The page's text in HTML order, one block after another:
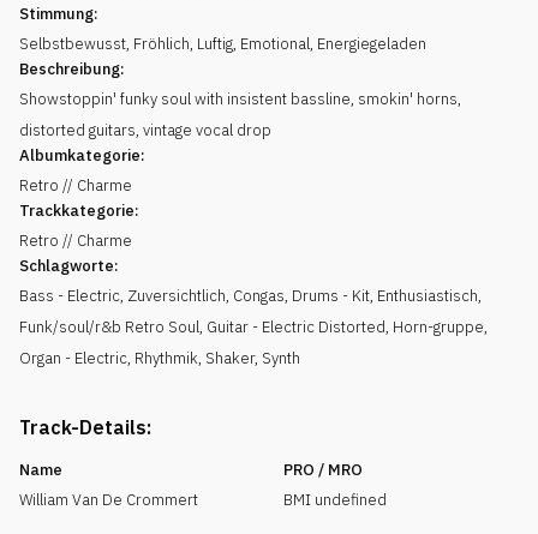
Stimmung:
Selbstbewusst, Fröhlich, Luftig, Emotional, Energiegeladen
Beschreibung:
Showstoppin' funky soul with insistent bassline, smokin' horns,
distorted guitars, vintage vocal drop
Albumkategorie:
Retro // Charme
Trackkategorie:
Retro // Charme
Schlagworte:
Bass - Electric, Zuversichtlich, Congas, Drums - Kit, Enthusiastisch,
Funk/soul/r&b Retro Soul, Guitar - Electric Distorted, Horn-gruppe,
Organ - Electric, Rhythmik, Shaker, Synth
Track-Details:
Name
William Van De Crommert
PRO / MRO
BMI undefined